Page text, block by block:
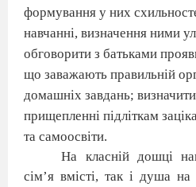
формування у них
навчанні, визначення ними
обговорити з батьками
що заважають правильній
домашніх завдань;
прищепленні підліткам
та самоосвіти.
На класній дошці
сім’я вмісті, так і душа